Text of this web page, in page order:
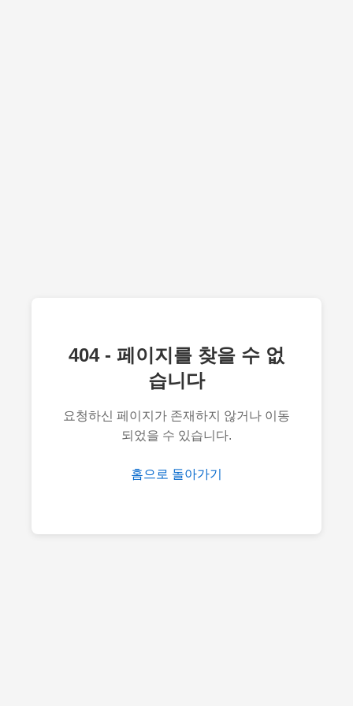
404 - 페이지를 찾을 수 없
습니다
요청하신 페이지가 존재하지 않거나 이동
되었을 수 있습니다.
홈으로 돌아가기